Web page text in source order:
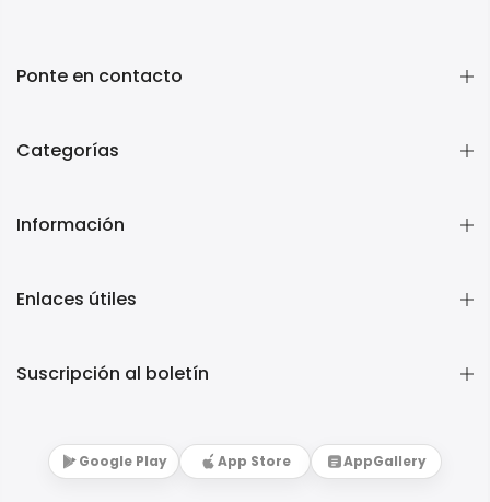
Ponte en contacto
Categorías
Información
Enlaces útiles
Suscripción al boletín
Google Play App Store AppGallery